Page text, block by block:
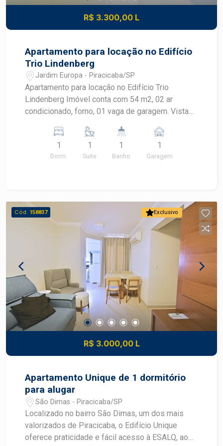
R$ 3.300,00 L
Apartamento para locação no Edifício
Trio Lindenberg
Jardim Europa - Piracicaba/SP
Apartamento para locação no Edifício Trio
Lindenberg Imóvel conta com 54 m2, 02 ar
condicionado, forno, 01 vaga de garagem. Vista
1
Dorm.
1
Suite
1
Banho
1
Garagem
Exclusivo
Cód. 158837
R$ 3.000,00 L
Apartamento Unique de 1 dormitório
para alugar
São Dimas - Piracicaba/SP
Localizado no bairro São Dimas, um dos mais
valorizados de Piracicaba, o Edifício Unique
oferece praticidade e fácil acesso à ESALQ, ao